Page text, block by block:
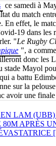
ce samedi à
du match
En effet, le
19 dans les
"Le Rugby
", a
donc les
stade Mayol
a battu
sur la
avoir une
LAM
APRÈS